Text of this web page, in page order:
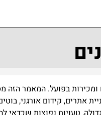
בפועל. המאמר הזה
אתרים, קידום אורגני,